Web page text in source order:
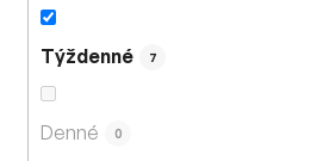
Týždenné 7
Denné 0